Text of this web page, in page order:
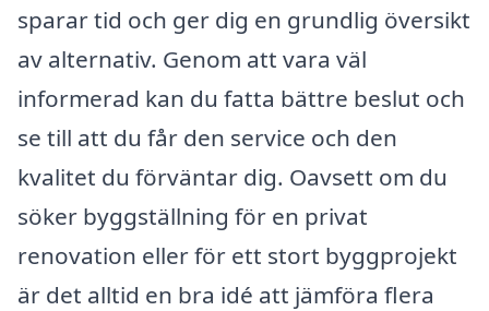
sparar tid och ger dig en grundlig översikt
av alternativ. Genom att vara väl
informerad kan du fatta bättre beslut och
se till att du får den service och den
kvalitet du förväntar dig. Oavsett om du
söker byggställning för en privat
renovation eller för ett stort byggprojekt
är det alltid en bra idé att jämföra flera